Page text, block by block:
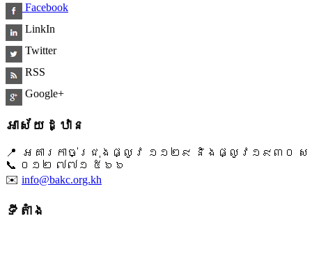
Facebook
LinkIn
Twitter
RSS
Google+
អាស័យដ្ឋាន
📍 អគារកាច់ជ្រុងផ្លូវ ១១២៩ និងផ្លូវ១៩៣០ ស
📞 ​០១២ ៧៧១ ៥៦៦
✉️ info@bakc.org.kh
ទីតាំង